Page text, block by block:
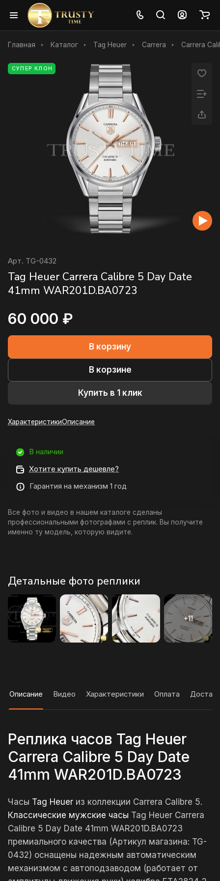
Главная Каталог Tag Heuer Carrera Carrera
СУПЕР КЛОН
Арт. TG-0432
Tag Heuer Carrera Calibre 5 Day Date
41mm WAR201D.BA0723
60 000 ₽
В корзину
В корзине
Купить в 1 клик
ХарактеристикиОписание
В наличии
Хотите купить дешевле?
Гарантия на механизм 1 год
Все фото и видео в нашем каталоге сделаны
профессиональными фотографами с реплик. Вы получите
именно ту модель, которую видите.
Детальные фото реплики
Описание Видео Характеристики Оплата
Реплика часов Tag Heuer
Carrera Calibre 5 Day Date
41mm WAR201D.BA0723
Часы Tag Heuer из коллекции Carrera Calibre 5.
Классические мужские часы Tag Heuer Carrera
Calibre 5 Day Date 41mm WAR201D.BA0723
премиального качества (Артикул магазина: TG-
0432) оснащены надежным автоматическим
механизмом с автоподзаводом (работает от